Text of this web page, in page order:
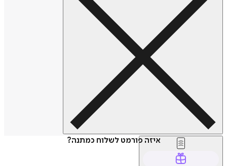
איזה פורמט לשלוח כמתנה?